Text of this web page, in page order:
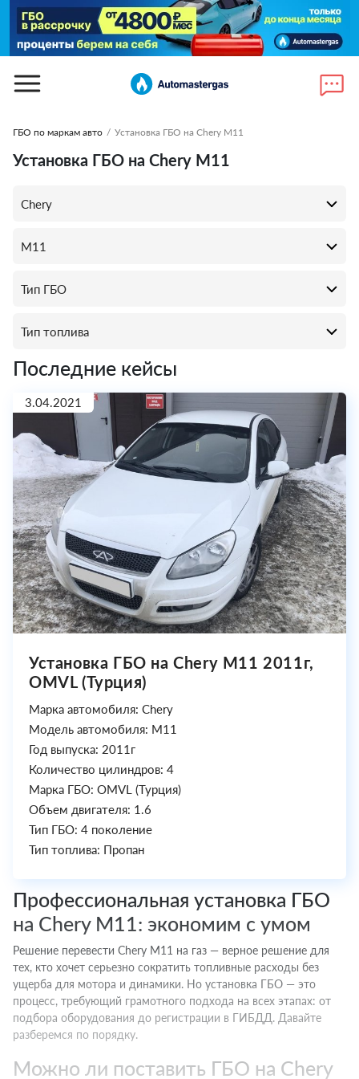
ГБО по маркам авто / Установка ГБО на Chery M11
Установка ГБО на Chery M11
Последние кейсы
3.04.2021
Установка ГБО на Chery M11 2011г,
OMVL (Турция)
Марка автомобиля: Chery
Модель автомобиля: M11
Год выпуска: 2011г
Количество цилиндров: 4
Марка ГБО: OMVL (Турция)
Объем двигателя: 1.6
Тип ГБО: 4 поколение
Тип топлива: Пропан
Профессиональная установка ГБО
на Chery M11: экономим с умом
Решение перевести Chery M11 на газ — верное решение для
тех, кто хочет серьезно сократить топливные расходы без
ущерба для мотора и динамики. Но установка ГБО — это
процесс, требующий грамотного подхода на всех этапах: от
подбора оборудования до регистрации в ГИБДД. Давайте
разберемся по порядку.
Можно ли поставить ГБО на Chery